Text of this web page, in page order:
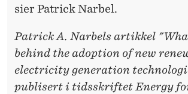
sier Patrick Narbel.
Patrick A. Narbels artikkel
behind the adoption of new
electricity generation
publisert i tidsskriftet Energy